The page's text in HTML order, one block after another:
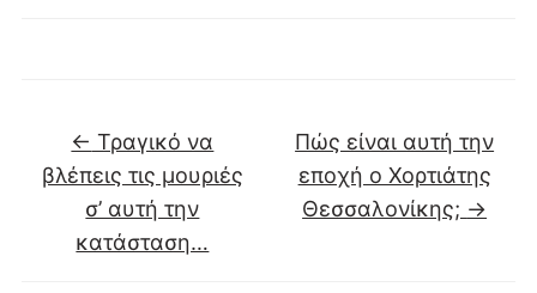
← Τραγικό να
βλέπεις τις μουριές
σ’ αυτή την
κατάσταση…
Πώς είναι αυτή την
εποχή ο Χορτιάτης
Θεσσαλονίκης; →